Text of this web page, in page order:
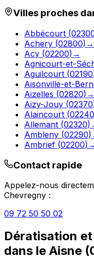
Villes proches
Abbécourt (
Achery (02800) →
Acy (02200) →
Agnicourt-et-
Aguilcourt (02190
Aisonville-et-
Aizelles (02820) →
Aizy-Jouy (02370
Alaincourt (02240
Allemant (02320)
Ambleny (02290)
Ambrief (02200) →
Contact rapide
Appelez-nous
Chevregny :
09 72 50 50 02
Dératisation
dans le Aisne (